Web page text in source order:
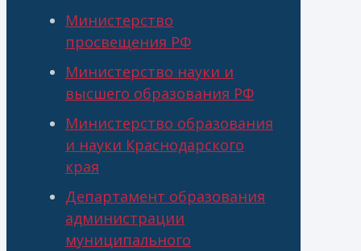
Министерство
просвещения РФ
Министерство науки и
высшего образования РФ
Министерство образования
и науки Краснодарского
края
Департамент образования
администрации
муниципального